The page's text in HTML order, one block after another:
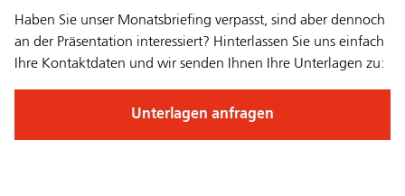
Haben Sie unser Monatsbriefing verpasst, sind aber dennoch
an der Präsentation interessiert? Hinterlassen Sie uns einfach
Ihre Kontaktdaten und wir senden Ihnen Ihre Unterlagen zu:
Unterlagen anfragen